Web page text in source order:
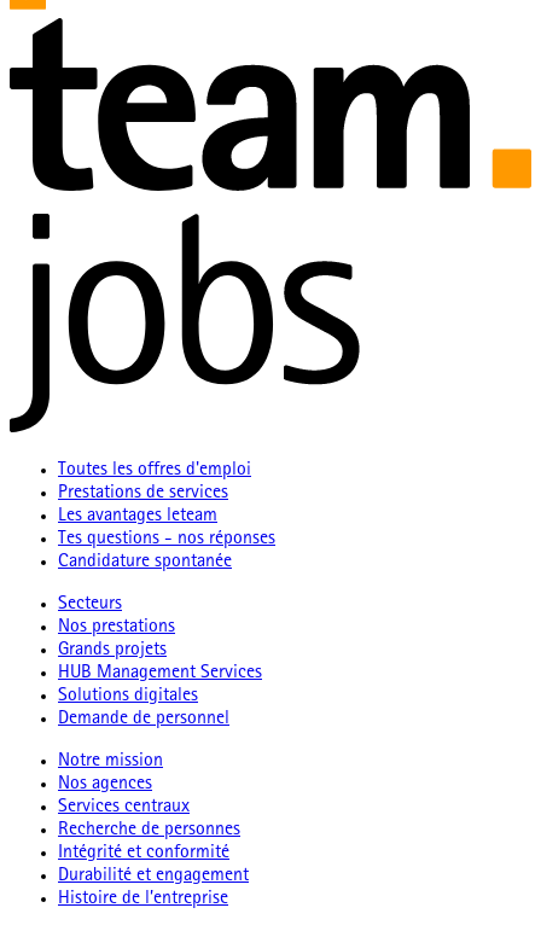
Toutes les offres d'emploi
Prestations de services
Les avantages leteam
Tes questions - nos réponses
Candidature spontanée
Secteurs
Nos prestations
Grands projets
HUB Management Services
Solutions digitales
Demande de personnel
Notre mission
Nos agences
Services centraux
Recherche de personnes
Intégrité et conformité
Durabilité et engagement
Histoire de l’entreprise